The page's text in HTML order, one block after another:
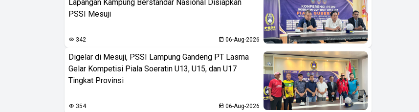
Lapangan Kampung Berstandar Nasional Disiapkan
PSSI Mesuji
342 06-Aug-2026
Digelar di Mesuji, PSSI Lampung Gandeng PT Lasma
Gelar Kompetisi Piala Soeratin U13, U15, dan U17
Tingkat Provinsi
354 06-Aug-2026